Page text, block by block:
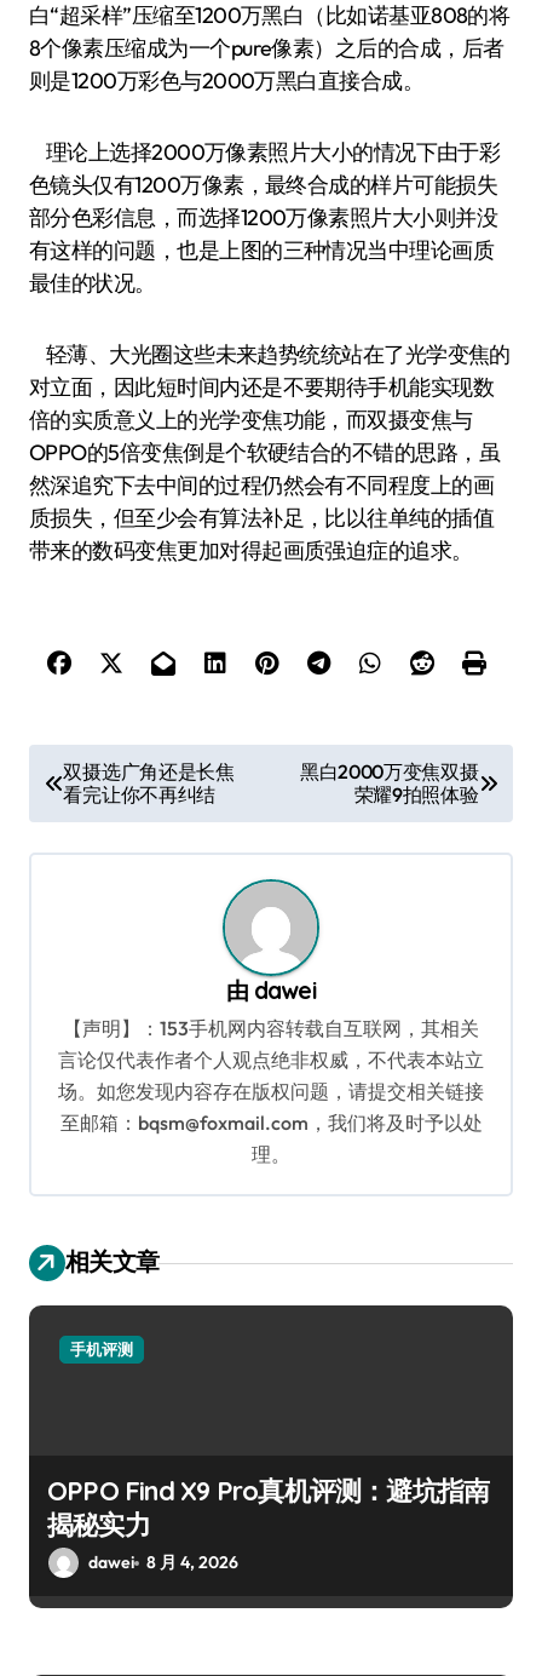
白“超采样”压缩至1200万黑白（比如诺基亚808的将
8个像素压缩成为一个pure像素）之后的合成，后者
则是1200万彩色与2000万黑白直接合成。
理论上选择2000万像素照片大小的情况下由于彩
色镜头仅有1200万像素，最终合成的样片可能损失
部分色彩信息，而选择1200万像素照片大小则并没
有这样的问题，也是上图的三种情况当中理论画质
最佳的状况。
轻薄、大光圈这些未来趋势统统站在了光学变焦的
对立面，因此短时间内还是不要期待手机能实现数
倍的实质意义上的光学变焦功能，而双摄变焦与
OPPO的5倍变焦倒是个软硬结合的不错的思路，虽
然深追究下去中间的过程仍然会有不同程度上的画
质损失，但至少会有算法补足，比以往单纯的插值
带来的数码变焦更加对得起画质强迫症的追求。
章
导
双摄选广角还是长焦
看完让你不再纠结
黑白2000万变焦双摄
荣耀9拍照体验
由 dawei
【声明】：153手机网内容转载自互联网，其相关
言论仅代表作者个人观点绝非权威，不代表本站立
场。如您发现内容存在版权问题，请提交相关链接
至邮箱：bqsm@foxmail.com，我们将及时予以处
理。
相关文章
手机评测
OPPO Find X9 Pro真机评测：避坑指南
揭秘实力
dawei 8 月 4, 2026